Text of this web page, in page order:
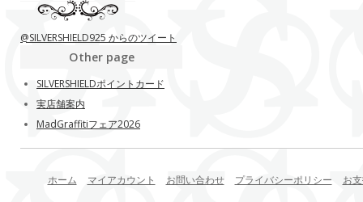
@SILVERSHIELD925 からのツイート
Other page
SILVERSHIELDポイントカード
実店舗案内
MadGraffitiフェア2026
ホーム マイアカウント お問い合わせ プライバシーポリシー お